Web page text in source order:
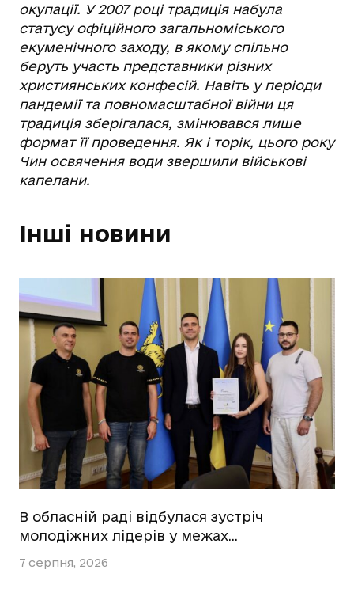
окупації. У 2007 році традиція набула
статусу офіційного загальноміського
екуменічного заходу, в якому спільно
беруть участь представники різних
християнських конфесій. Навіть у періоди
пандемії та повномасштабної війни ця
традиція зберігалася, змінювався лише
формат її проведення. Як і торік, цього року
Чин освячення води звершили військові
капелани.
Інші новини
В обласній раді відбулася зустріч
молодіжних лідерів у межах…
7 серпня, 2026